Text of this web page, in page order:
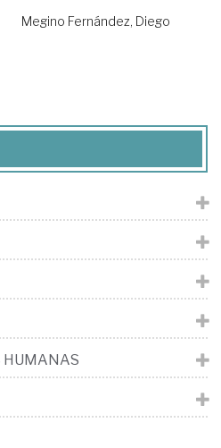
Megino Fernández, Diego
HUMANAS